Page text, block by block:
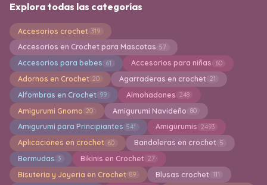
Explora todas las categorías
Accesorios crochet 319
Accesorios en Crochet para Mascotas 57
Accesorios para bebes 61 Accesorios para niñas 60
Adornos en Crochet 20 Agarraderas en crochet 21
Alfombras en Crochet 99 Almohadones 248
Amigurumi Gnomo 20 Amigurumi Navideño 80
Amigurumi para Principiantes 541 Amigurumis 2493
Aplicaciones en crochet 60 Bandoleras en crochet 5
Bermudas 3 Bikinis en Crochet 27
Bisuteria y Joyeria en Crochet 89 Blusas crochet 111